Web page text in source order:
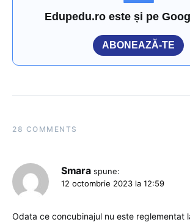
Edupedu.ro este și pe
ABONEAZĂ-TE
28 COMMENTS
Smara spune:
12 octombrie 2023 la 12:59
Odata ce concubinajul nu este reglementat